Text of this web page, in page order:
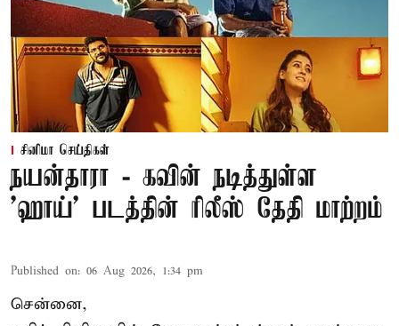
சினிமா செய்திகள்
நயன்தாரா - கவின் நடித்துள்ள
'ஹாய்' படத்தின் ரிலீஸ் தேதி மாற்றம்
Published on: 06 Aug 2026, 1:34 pm
சென்னை,